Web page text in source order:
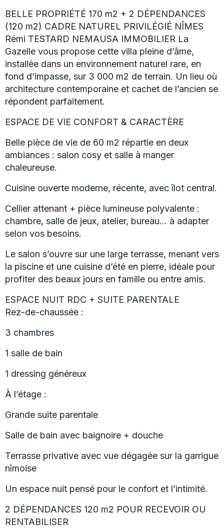
BELLE PROPRIÉTÉ 170 m2 + 2 DÉPENDANCES
(120 m2) CADRE NATUREL PRIVILÉGIÉ NÎMES
Rémi TESTARD NEMAUSA IMMOBILIER La
Gazelle vous propose cette villa pleine d’âme,
installée dans un environnement naturel rare, en
fond d’impasse, sur 3 000 m2 de terrain. Un lieu où
architecture contemporaine et cachet de l’ancien se
répondent parfaitement.
ESPACE DE VIE CONFORT & CARACTÈRE
Belle pièce de vie de 60 m2 répartie en deux
ambiances : salon cosy et salle à manger
chaleureuse.
Cuisine ouverte moderne, récente, avec îlot central.
Cellier attenant + pièce lumineuse polyvalente :
chambre, salle de jeux, atelier, bureau… à adapter
selon vos besoins.
Le salon s’ouvre sur une large terrasse, menant vers
la piscine et une cuisine d’été en pierre, idéale pour
profiter des beaux jours en famille ou entre amis.
ESPACE NUIT RDC + SUITE PARENTALE
Rez-de-chaussée :
3 chambres
1 salle de bain
1 dressing généreux
À l’étage :
Grande suite parentale
Salle de bain avec baignoire + douche
Terrasse privative avec vue dégagée sur la garrigue
nîmoise
Un espace nuit pensé pour le confort et l’intimité.
2 DÉPENDANCES 120 m2 POUR RECEVOIR OU
RENTABILISER